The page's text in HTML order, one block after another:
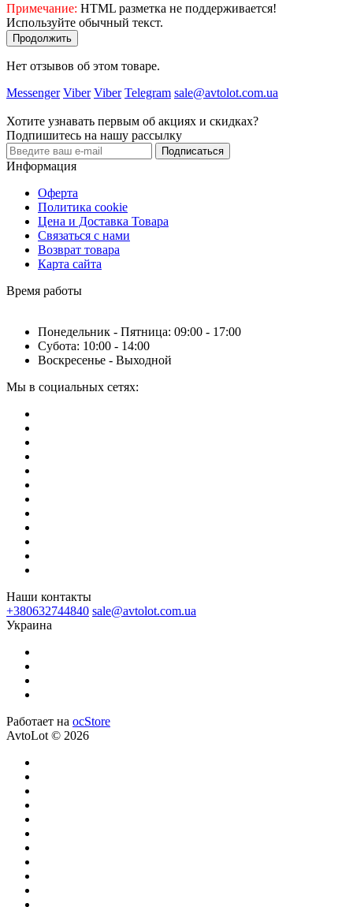
Примечание: HTML разметка не поддерживается!
Используйте обычный текст.
Продолжить
Нет отзывов об этом товаре.
Messenger Viber Viber Telegram sale@avtolot.com.ua
Хотите узнавать первым об акциях и скидках?
Подпишитесь на нашу рассылку
Подписаться
Информация
Оферта
Политика cookie
Цена и Доставка Товара
Связаться с нами
Возврат товара
Карта сайта
Время работы
Понедельник - Пятница: 09:00 - 17:00
Субота: 10:00 - 14:00
Воскресенье - Выходной
Мы в социальных сетях:
Наши контакты
+380632744840 sale@avtolot.com.ua
Украина
Работает на ocStore
AvtoLot © 2026